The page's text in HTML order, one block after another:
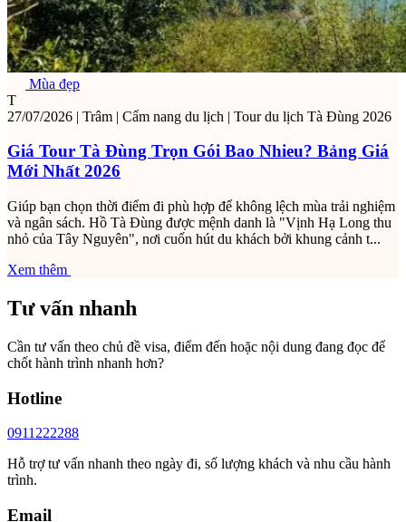
Mùa đẹp
T
27/07/2026 | Trâm | Cẩm nang du lịch | Tour du lịch Tà Đùng 2026
Giá Tour Tà Đùng Trọn Gói Bao Nhieu? Bảng Giá
Mới Nhất 2026
Giúp bạn chọn thời điểm đi phù hợp để không lệch mùa trải nghiệm
và ngân sách. Hồ Tà Đùng được mệnh danh là "Vịnh Hạ Long thu
nhỏ của Tây Nguyên", nơi cuốn hút du khách bởi khung cảnh t...
Xem thêm
Tư vấn nhanh
Cần tư vấn theo chủ đề visa, điểm đến hoặc nội dung đang đọc để
chốt hành trình nhanh hơn?
Hotline
0911222288
Hỗ trợ tư vấn nhanh theo ngày đi, số lượng khách và nhu cầu hành
trình.
Email